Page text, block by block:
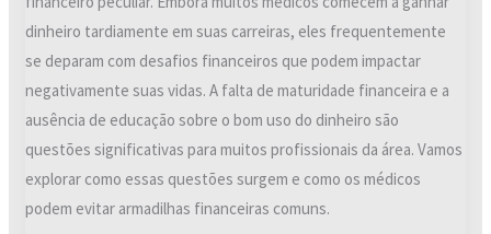
dinheiro tardiamente em suas carreiras, eles frequentemente
se deparam com desafios financeiros que podem impactar
negativamente suas vidas. A falta de maturidade financeira e a
ausência de educação sobre o bom uso do dinheiro são
questões significativas para muitos profissionais da área. Vamos
explorar como essas questões surgem e como os médicos
podem evitar armadilhas financeiras comuns.